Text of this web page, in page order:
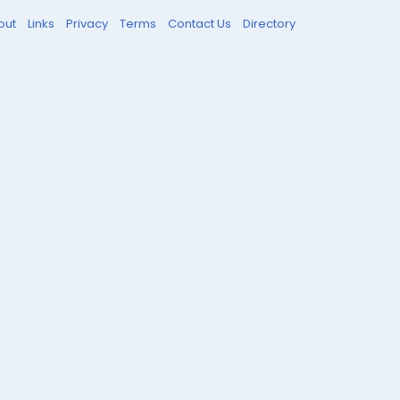
Links Privacy Terms Contact Us Directory